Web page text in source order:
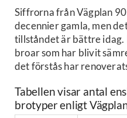
Siffrorna från Vägplan
decennier gamla, men
tillståndet är bättre idag.
broar som har blivit
det förstås har
Tabellen visar antal
brotyper enligt